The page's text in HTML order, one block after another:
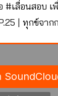
เลื่อนสอบ เ
| ทุกข์จาก